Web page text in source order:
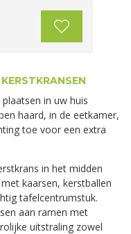
in uw huis
haard, in de eetkamer,
toe voor een extra
in het midden
kaarsen, kerstballen
tafelcentrumstuk.
aan ramen met
uitstraling zowel